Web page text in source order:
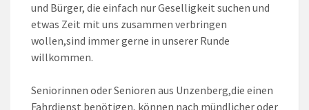
und Bürger, die einfach nur Geselligkeit suchen und
etwas Zeit mit uns zusammen verbringen
wollen,sind immer gerne in unserer Runde
willkommen.
Seniorinnen oder Senioren aus Unzenberg,die einen
Fahrdienst benötigen, können nach mündlicher oder